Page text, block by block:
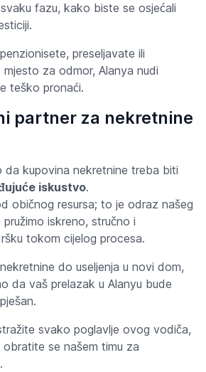
fazu, kako biste se osjećali
preseljavate ili
za odmor, Alanya nudi
teško pronaći.
partner za nekretnine
da kupovina nekretnine treba biti
iskustvo.
običnog resursa; to je odraz našeg
iskreno, stručno i
tokom cijelog procesa.
do useljenja u novi dom,
da vaš prelazak u Alanyu bude
svako poglavlje ovog vodiča,
se našem timu za